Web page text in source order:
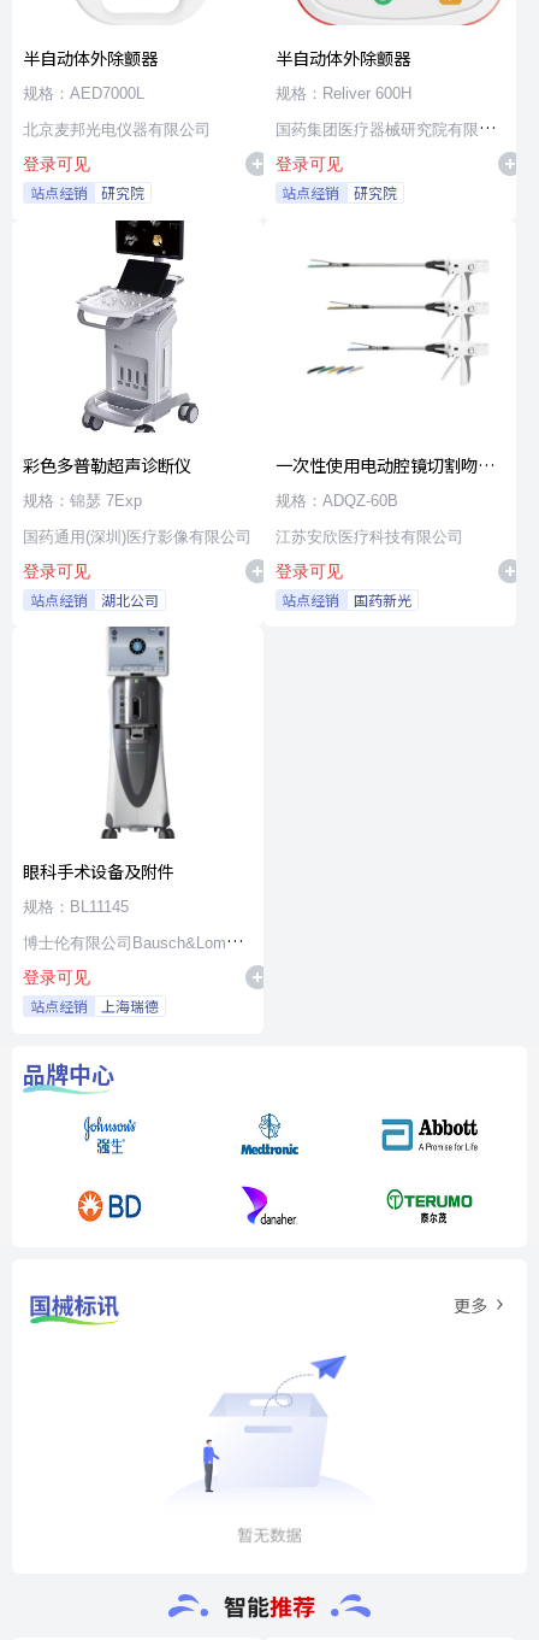
半自动体外除颤器
规格：AED7000L
北京麦邦光电仪器有限公司
登录可见
站点经销 研究院
半自动体外除颤器
规格：Reliver 600H
国药集团医疗器械研究院有限公
司
登录可见
站点经销 研究院
彩色多普勒超声诊断仪
规格：锦瑟 7Exp
国药通用(深圳)医疗影像有限公司
登录可见
站点经销 湖北公司
一次性使用电动腔镜切割吻合
器及组件
规格：ADQZ-60B
江苏安欣医疗科技有限公司
登录可见
站点经销 国药新光
眼科手术设备及附件
规格：BL11145
博士伦有限公司Bausch&Lomb
Incorporated
登录可见
站点经销 上海瑞德
品牌中心